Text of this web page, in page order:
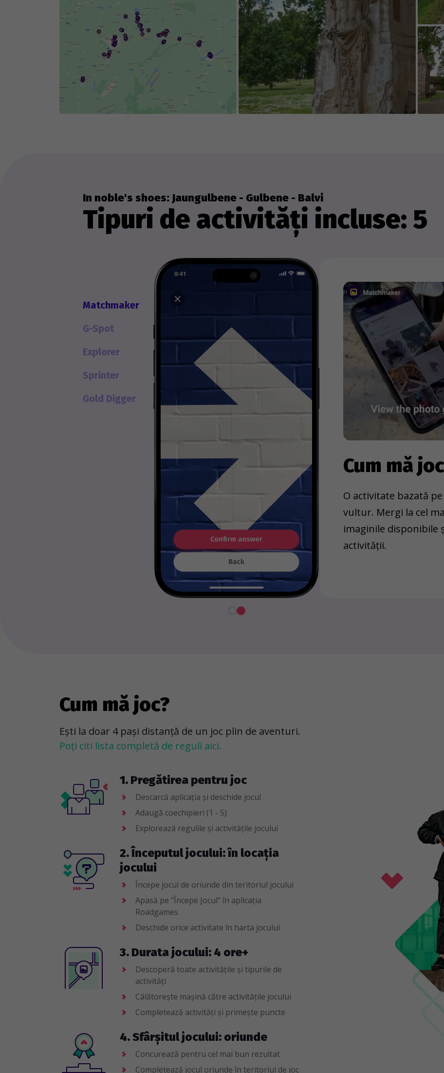
The game's content is edited and updated in
we appreciate everyone who contributes new
existing content.
In noble's shoes: Jaungulbene - Gulbene - Balvi
Tipuri de activități incluse: 5
Matchmaker
G-Spot
Explorer
Sprinter
Gold Digger
Cum mă joc
O activitate bazată
vultur. Mergi la cel
imaginile disponibile
activității.
Cum mă joc?
Ești la doar 4 pași distanță de un joc plin de aventuri.
Poți citi lista completă de reguli aici.
1. Pregătirea pentru joc
Descarcă aplicația și deschide jocul
Adaugă coechipieri (1 - 5)
Explorează regulile și activitățile jocului
2. Începutul jocului: în locația
jocului
Începe jocul de oriunde din teritoriul jocului
Apasă pe ”Începe Jocul” în aplicația
Roadgames
Deschide orice activitate în harta jocului
3. Durata jocului: 4 ore+
Descoperă toate activitățile și tipurile de
activități
Călătorește mașină către activitățile jocului
Completează activități și primește puncte
4. Sfârșitul jocului: oriunde
Concurează pentru cel mai bun rezultat
Completează jocul oriunde în teritoriul de joc